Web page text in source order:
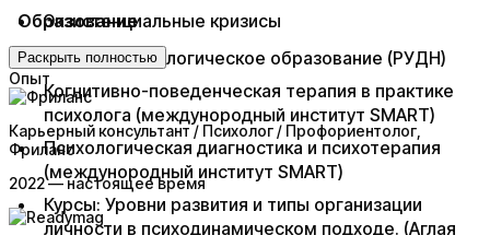
Образование
Высшее психологическое образование (РУДН)
Когнитивно-поведенческая терапия в практике
психолога (междунородный институт SMART)
Психологическая диагностика и психотерапия
(междунородный институт SMART)
Курсы: Уровни развития и типы организации
личности в психодинамическом подходе. (Аглая
Экзистенциальные кризисы
Раскрыть полностью
Опыт
Карьерный консультант / Психолог / Профориентолог
Фриланс
2022 — настоящее время